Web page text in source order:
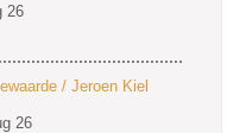
26
/ Jeroen Kiel
26